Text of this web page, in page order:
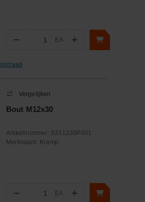
− Aantal
EA +
Vergelijken
Bout M12x30
Artikelnummer: 9331230P001
Merknaam: Kramp
− Aantal
EA +